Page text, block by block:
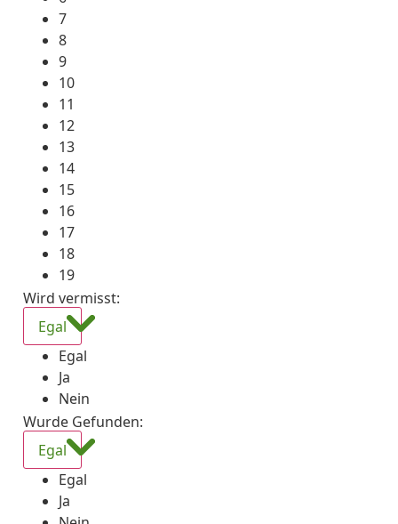
7
8
9
10
11
12
13
14
15
16
17
18
19
Wird vermisst:
Egal
Egal
Ja
Nein
Wurde Gefunden:
Egal
Egal
Ja